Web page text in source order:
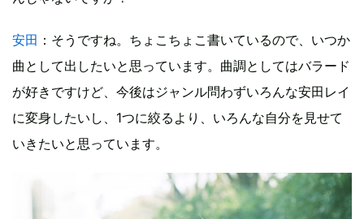
安田 ：そうですね。ちょこちょこ書いているので、いつか
曲として出したいと思っています。曲調としてはバラード
が好きですけど、今後はジャンル問わずいろんな安田レイ
に変身したいし、1つに絞るより、いろんな自分を見せて
いきたいと思っています。